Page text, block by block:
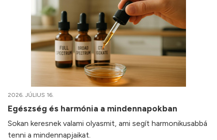
2026. JÚLIUS 16.
Egészség és harmónia a mindennapokban
Sokan keresnek valami olyasmit, ami segít harmonikusabbá
tenni a mindennapjaikat.